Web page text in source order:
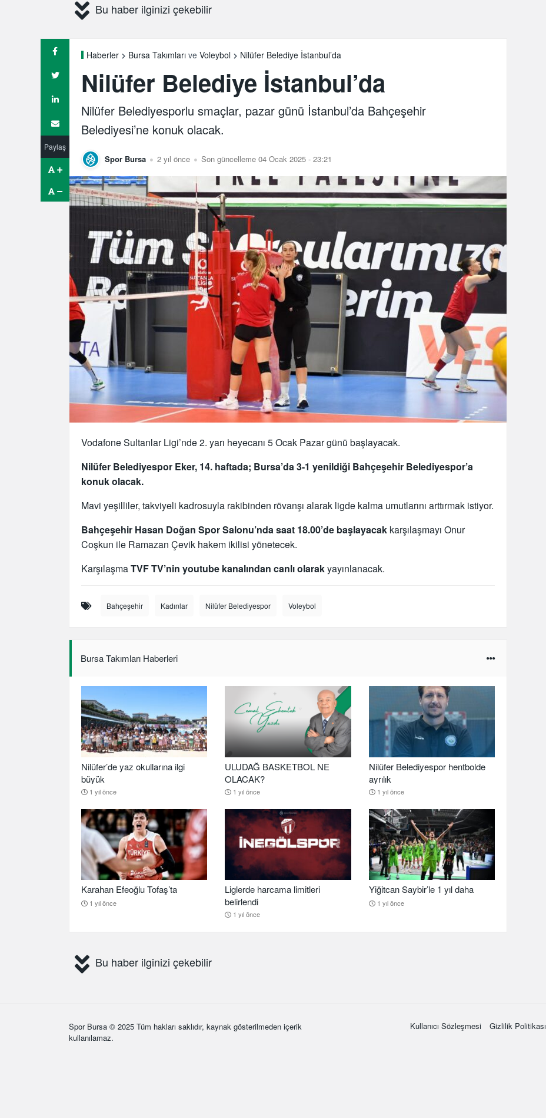
Bu haber ilginizi çekebilir
Paylaş
Haberler Bursa Takımları ve Voleybol Nilüfer Belediye İstanbul’da
Nilüfer Belediye İstanbul’da
Nilüfer Belediyesporlu smaçlar, pazar günü İstanbul’da Bahçeşehir
Belediyesi’ne konuk olacak.
Spor Bursa 2 yıl önce Son güncelleme 04 Ocak 2025 - 23:21
Vodafone Sultanlar Ligi’nde 2. yarı heyecanı 5 Ocak Pazar günü başlayacak.
Nilüfer Belediyespor Eker, 14. haftada; Bursa’da 3-1 yenildiği Bahçeşehir Belediyespor’a
konuk olacak.
Mavi yeşilliler, takviyeli kadrosuyla rakibinden rövanşı alarak ligde kalma umutlarını arttırmak istiyor.
Bahçeşehir Hasan Doğan Spor Salonu’nda saat 18.00’de başlayacak karşılaşmayı Onur
Coşkun ile Ramazan Çevik hakem ikilisi yönetecek.
KarşılaşmaTVF TV’nin youtube kanalından canlı olarakyayınlanacak.
Bahçeşehir Kadınlar Nilüfer Belediyespor Voleybol
Bursa Takımları Haberleri
Nilüfer’de yaz okullarına ilgi
büyük
1 yıl önce
ULUDAĞ BASKETBOL NE
OLACAK?
1 yıl önce
Nilüfer Belediyespor hentbolde
ayrılık
1 yıl önce
Karahan Efeoğlu Tofaş’ta
1 yıl önce
Liglerde harcama limitleri
belirlendi
1 yıl önce
Yiğitcan Saybir’le 1 yıl daha
1 yıl önce
Bu haber ilginizi çekebilir
Spor Bursa © 2025 Tüm hakları saklıdır, kaynak gösterilmeden içerik
kullanılamaz.
Kullanıcı Sözleşmesi Gizlilik Politikası